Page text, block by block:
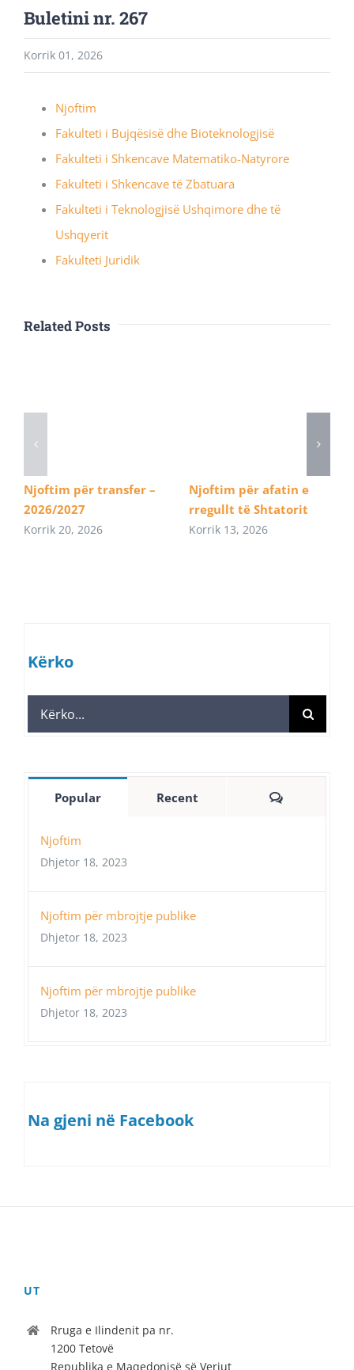
Buletini nr. 267
Korrik 01, 2026
Njoftim
Fakulteti i Bujqësisë dhe Bioteknologjisë
Fakulteti i Shkencave Matematiko-Natyrore
Fakulteti i Shkencave të Zbatuara
Fakulteti i Teknologjisë Ushqimore dhe të
Ushqyerit
Fakulteti Juridik
Related Posts
Njoftim për transfer –
2026/2027
Korrik 20, 2026
Njoftim për afatin e
rregullt të Shtatorit
Korrik 13, 2026
Kërko
Search
for:
Popular Recent Comments
Njoftim
Dhjetor 18, 2023
Njoftim për mbrojtje publike
Dhjetor 18, 2023
Njoftim për mbrojtje publike
Dhjetor 18, 2023
Na gjeni në Facebook
UT
Rruga e Ilindenit pa nr.
1200 Tetovë
Republika e Maqedonisë së Veriut